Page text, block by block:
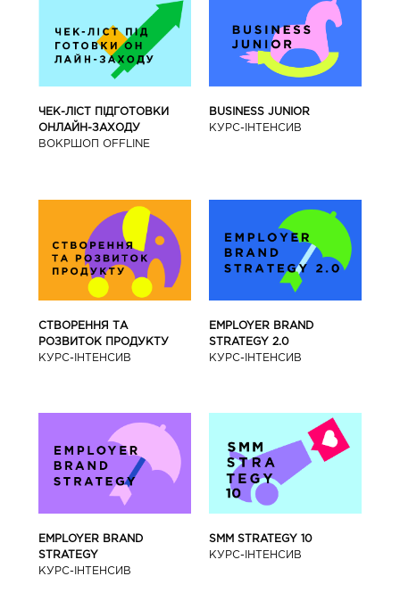
ЧЕК-ЛІСТ ПІДГОТОВКИ
ОНЛАЙН-ЗАХОДУ
ВОКРШОП OFFLINE
BUSINESS JUNIOR
КУРС-IНТЕНСИВ
СТВОРЕННЯ ТА
РОЗВИТОК ПРОДУКТУ
КУРС-IНТЕНСИВ
EMPLOYER BRAND
STRATEGY 2.0
КУРС-IНТЕНСИВ
EMPLOYER BRAND
STRATEGY
КУРС-IНТЕНСИВ
SMM STRATEGY 10
КУРС-IНТЕНСИВ